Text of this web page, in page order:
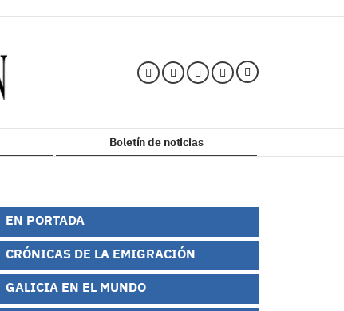
Boletín de noticias
EN PORTADA
CRÓNICAS DE LA EMIGRACIÓN
GALICIA EN EL MUNDO